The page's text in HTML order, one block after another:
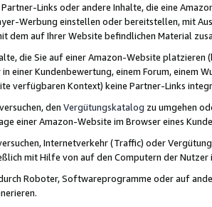
Partner-Links oder andere Inhalte, die eine
Werbung einstellen oder bereitstellen, mit
dem auf Ihrer Website befindlichen Material
die Sie auf einer Amazon-Website
einer Kundenbewertung, einem Forum, einem
verfügbaren Kontext) keine Partner-Links
den Vergütungskatalog zu umgehen
einer Amazon-Website im Browser eines
Internetverkehr (Traffic) oder
mit Hilfe von auf den Computern der
Roboter, Softwareprogramme oder auf